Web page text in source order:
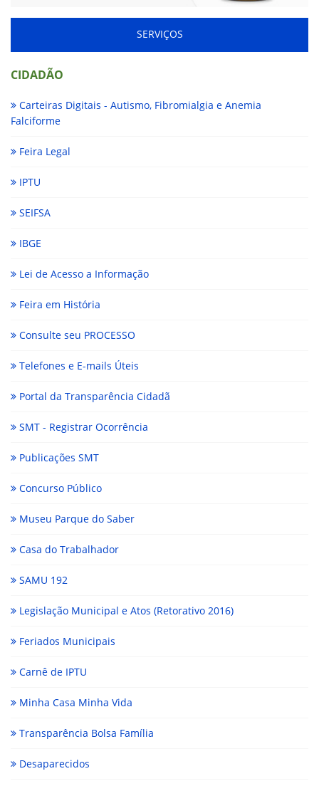
SERVIÇOS
CIDADÃO
Carteiras Digitais - Autismo, Fibromialgia e Anemia
Falciforme
Feira Legal
IPTU
SEIFSA
IBGE
Lei de Acesso a Informação
Feira em História
Consulte seu PROCESSO
Telefones e E-mails Úteis
Portal da Transparência Cidadã
SMT - Registrar Ocorrência
Publicações SMT
Concurso Público
Museu Parque do Saber
Casa do Trabalhador
SAMU 192
Legislação Municipal e Atos (Retorativo 2016)
Feriados Municipais
Carnê de IPTU
Minha Casa Minha Vida
Transparência Bolsa Família
Desaparecidos